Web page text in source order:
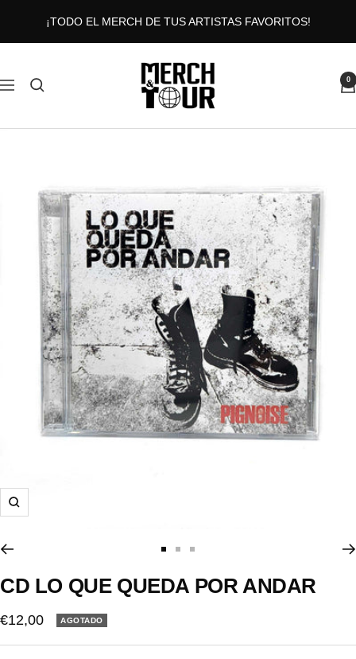
contenido
¡TODO EL MERCH DE TUS ARTISTAS FAVORITOS!
Navigación
MERCHANDTOUR
0
Zoom
a
la
a
la
la
CD LO QUE QUEDA POR ANDAR
Precio
de
€12,00 AGOTADO